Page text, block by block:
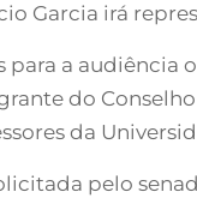
Garcia irá
para a audiência
do
da
pelo